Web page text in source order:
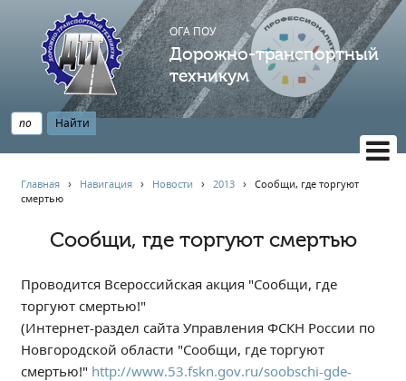
ОГА ПОУ
Дорожно-транспортный
техникум
НАВИГАЦИЯ
Главная
АБИТУРИЕНТУ
Опрос по качеству образования
Новости
Наблюдательный совет
Главная › Навигация › Новости ›2013 ›Сообщи, где торгуют
смертью
Сообщи, где торгуют смертью
Проводится Всероссийская акция "Сообщи, где
торгуют смертью!"
(Интернет-раздел сайта Управления ФСКН России по
Новгородской области "Сообщи, где торгуют
смертью!" http://www.53.fskn.gov.ru/soobschi-gde-